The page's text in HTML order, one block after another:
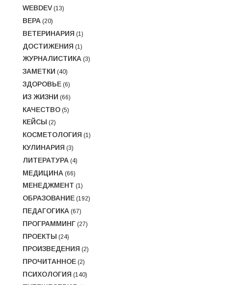
WEBDEV (13)
ВЕРА (20)
ВЕТЕРИНАРИЯ (1)
ДОСТИЖЕНИЯ (1)
ЖУРНАЛИСТИКА (3)
ЗАМЕТКИ (40)
ЗДОРОВЬЕ (6)
ИЗ ЖИЗНИ (66)
КАЧЕСТВО (5)
КЕЙСЫ (2)
КОСМЕТОЛОГИЯ (1)
КУЛИНАРИЯ (3)
ЛИТЕРАТУРА (4)
МЕДИЦИНА (66)
МЕНЕДЖМЕНТ (1)
ОБРАЗОВАНИЕ (192)
ПЕДАГОГИКА (67)
ПРОГРАММИНГ (27)
ПРОЕКТЫ (24)
ПРОИЗВЕДЕНИЯ (2)
ПРОЧИТАННОЕ (2)
ПСИХОЛОГИЯ (140)